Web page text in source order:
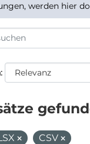
werden hier
CSV